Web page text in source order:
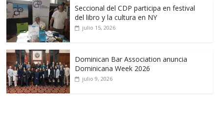
Seccional del CDP participa en festival
del libro y la cultura en NY
julio 15, 2026
Dominican Bar Association anuncia
Dominicana Week 2026
julio 9, 2026